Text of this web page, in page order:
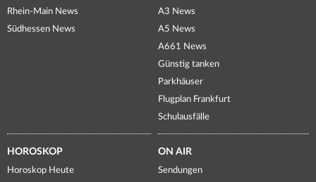
Rhein-Main News
Südhessen News
A3 News
A5 News
A661 News
Günstig tanken
Parkhäuser
Flugplan Frankfurt
Schulausfälle
HOROSKOP
Horoskop Heute
ON AIR
Sendungen